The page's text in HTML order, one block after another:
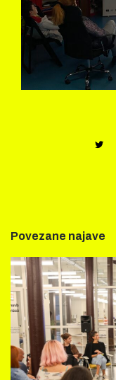
Povezane najave